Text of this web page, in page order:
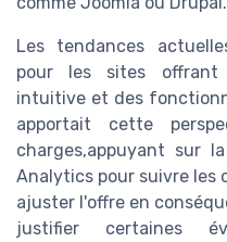
Les tendances
pour les sites offrant
intuitive et des
apportait cette
charges,appuyant sur
Analytics pour suivre les
ajuster l'offre en
justifier certaines